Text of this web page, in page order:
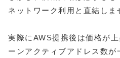
ネットワーク利用と直結しま
実際にAWS提携後は価格が
ーンアクティブアドレス数が